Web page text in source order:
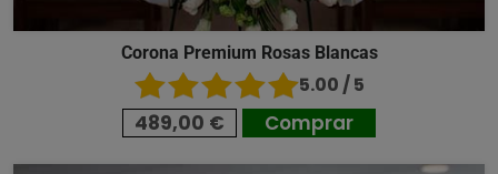
Corona Premium Rosas Blancas
5.00 / 5
489,00 € Comprar